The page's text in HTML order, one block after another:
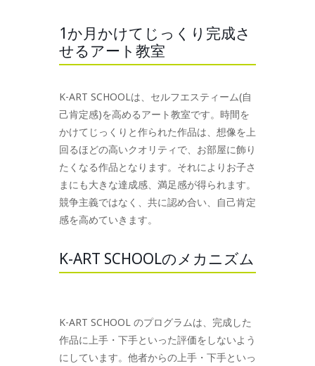
1か月かけてじっくり完成さ
せるアート教室
K-ART SCHOOLは、セルフエスティーム(自
己肯定感)を高めるアート教室です。時間を
かけてじっくりと作られた作品は、想像を上
回るほどの高いクオリティで、お部屋に飾り
たくなる作品となります。それによりお子さ
まにも大きな達成感、満足感が得られます。
競争主義ではなく、共に認め合い、自己肯定
感を高めていきます。
K-ART SCHOOLのメカニズム
K-ART SCHOOL のプログラムは、完成した
作品に上手・下手といった評価をしないよう
にしています。他者からの上手・下手といっ